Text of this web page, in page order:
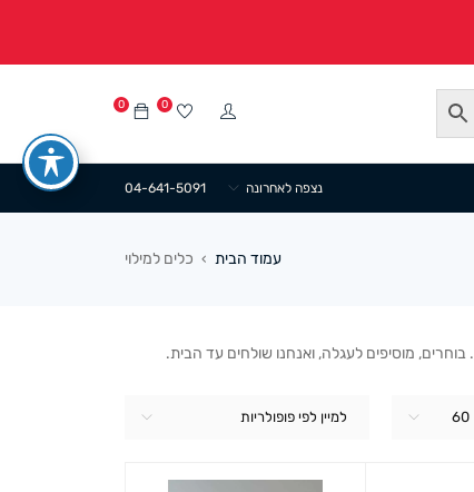
0 0
04-641-5091 נצפה לאחרונה
עמוד הבית › כלים למילוי
. בוחרים, מוסיפים לעגלה, ואנחנו שולחים עד הבית.
למיין לפי פופולריות 60